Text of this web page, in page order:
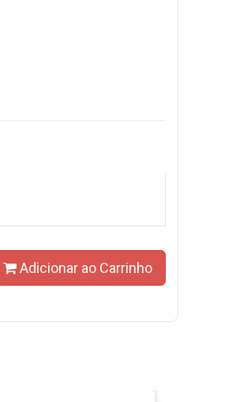
Adicionar ao Carrinho